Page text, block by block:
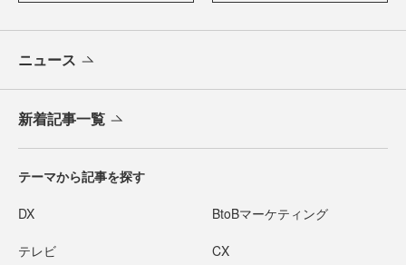
ニュース
新着記事一覧
テーマから記事を探す
DX BtoBマーケティング
テレビ CX